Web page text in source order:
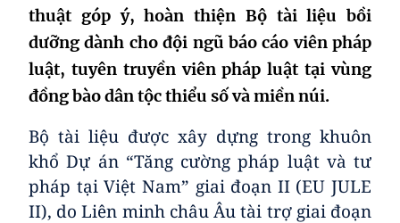
thuật góp ý, hoàn thiện Bộ tài liệu bồi
dưỡng dành cho đội ngũ báo cáo viên pháp
luật, tuyên truyền viên pháp luật tại vùng
đồng bào dân tộc thiểu số và miền núi.
Bộ tài liệu được xây dựng trong khuôn
khổ Dự án “Tăng cường pháp luật và tư
pháp tại Việt Nam” giai đoạn II (EU JULE
II), do Liên minh châu Âu tài trợ giai đoạn